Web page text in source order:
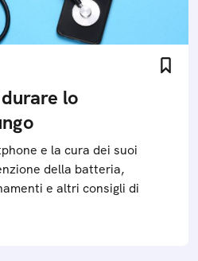
lo
e la cura dei suoi
della batteria,
e altri consigli di